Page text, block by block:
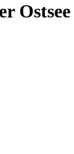
Ostsee